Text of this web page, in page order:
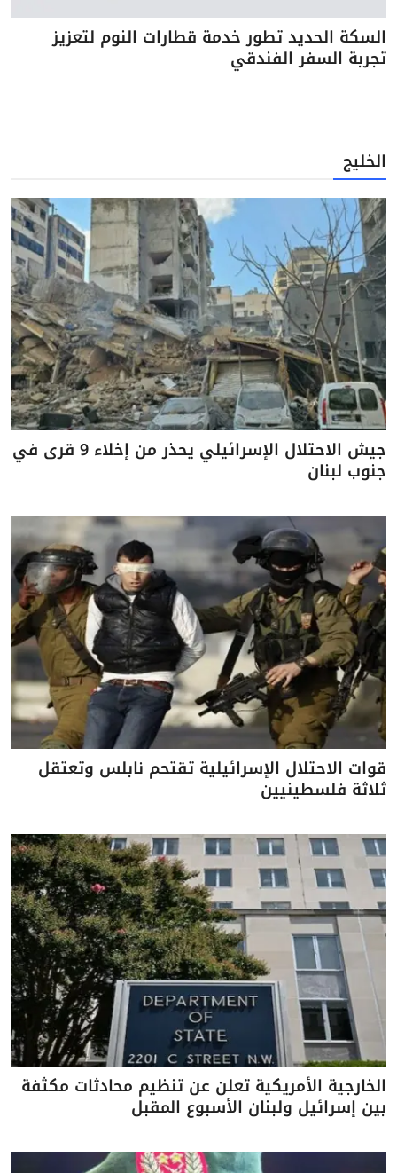
السكة الحديد تطور خدمة قطارات النوم لتعزيز
تجربة السفر الفندقي
الخليج
جيش الاحتلال الإسرائيلي يحذر من إخلاء 9 قرى في
جنوب لبنان
قوات الاحتلال الإسرائيلية تقتحم نابلس وتعتقل
ثلاثة فلسطينيين
الخارجية الأمريكية تعلن عن تنظيم محادثات مكثفة
بين إسرائيل ولبنان الأسبوع المقبل